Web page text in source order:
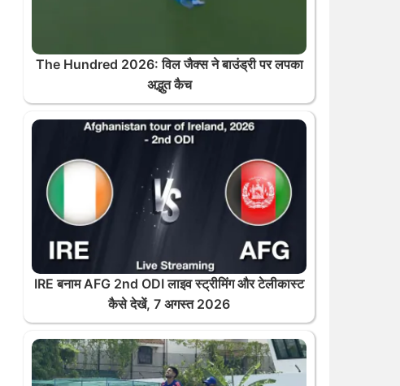
The Hundred 2026: विल जैक्स ने बाउंड्री पर लपका
अद्भुत कैच
IRE बनाम AFG 2nd ODI लाइव स्ट्रीमिंग और टेलीकास्ट
कैसे देखें, 7 अगस्त 2026